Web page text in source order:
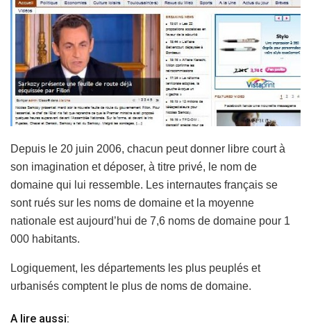
Depuis le 20 juin 2006, chacun peut donner libre court à
son imagination et déposer, à titre privé, le nom de
domaine qui lui ressemble. Les internautes français se
sont rués sur les noms de domaine et la moyenne
nationale est aujourd’hui de 7,6 noms de domaine pour 1
000 habitants.
Logiquement, les départements les plus peuplés et
urbanisés comptent le plus de noms de domaine.
A lire aussi: